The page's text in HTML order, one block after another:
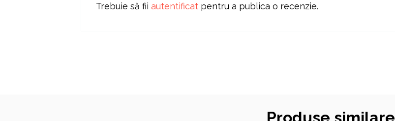
Trebuie să fiiautentificat pentru a publica o recenzie.